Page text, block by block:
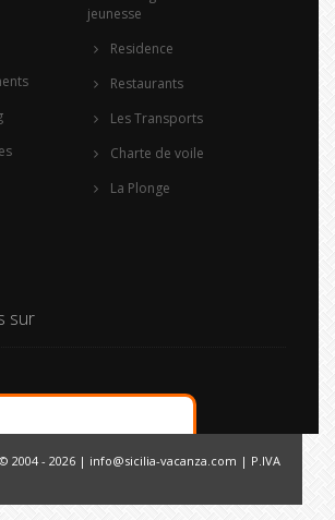
jeunesse
Residence
Restaurants
Les Transports
Charte de voile
La Plonge
sur
2004 - 2026 | info@sicilia-vacanza.com | P.IVA